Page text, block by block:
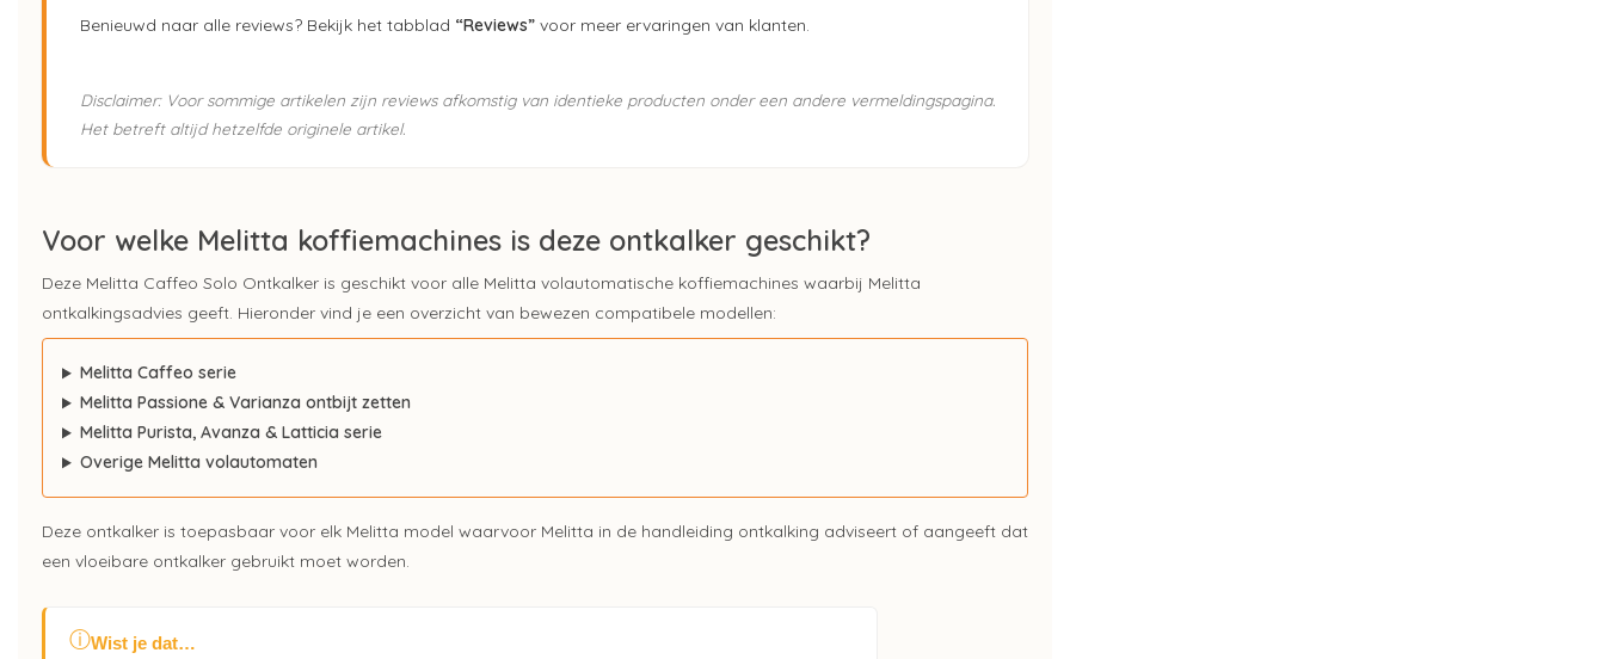
Benieuwd naar alle reviews? Bekijk het tabblad “Reviews” voor meer ervaringen van klanten.
Disclaimer: Voor sommige artikelen zijn reviews afkomstig van identieke producten onder een andere vermeldingspagina.
Het betreft altijd hetzelfde originele artikel.
Voor welke Melitta koffiemachines is deze ontkalker geschikt?
Deze Melitta Caffeo Solo Ontkalker is geschikt voor alle Melitta volautomatische koffiemachines waarbij Melitta
ontkalkingsadvies geeft. Hieronder vind je een overzicht van bewezen compatibele modellen:
Melitta Caffeo serie
Melitta Passione & Varianza ontbijt zetten
Melitta Purista, Avanza & Latticia serie
Overige Melitta volautomaten
Deze ontkalker is toepasbaar voor elk Melitta model waarvoor Melitta in de handleiding ontkalking adviseert of aangeeft dat
een vloeibare ontkalker gebruikt moet worden.
ⓘWist je dat…